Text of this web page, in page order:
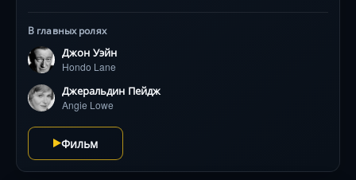
помочь с хозяйством. Проходят дни и Хондо
необходимо отправиться к расположению
армейского поста. Во время поездки начинается
противостояние индейских племён и регулярной
армии.
В главных ролях
Джон Уэйн
Hondo Lane
Джеральдин Пейдж
Angie Lowe
Фильм